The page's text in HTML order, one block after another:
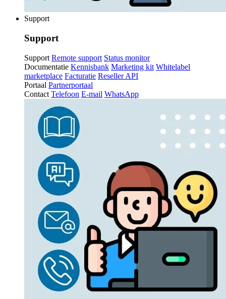
Support
Support
Support Remote support Status monitor
Documentatie Kennisbank Marketing kit Whitelabel
marketplace Facturatie Reseller API
Portaal Partnerportaal
Contact Telefoon E-mail WhatsApp